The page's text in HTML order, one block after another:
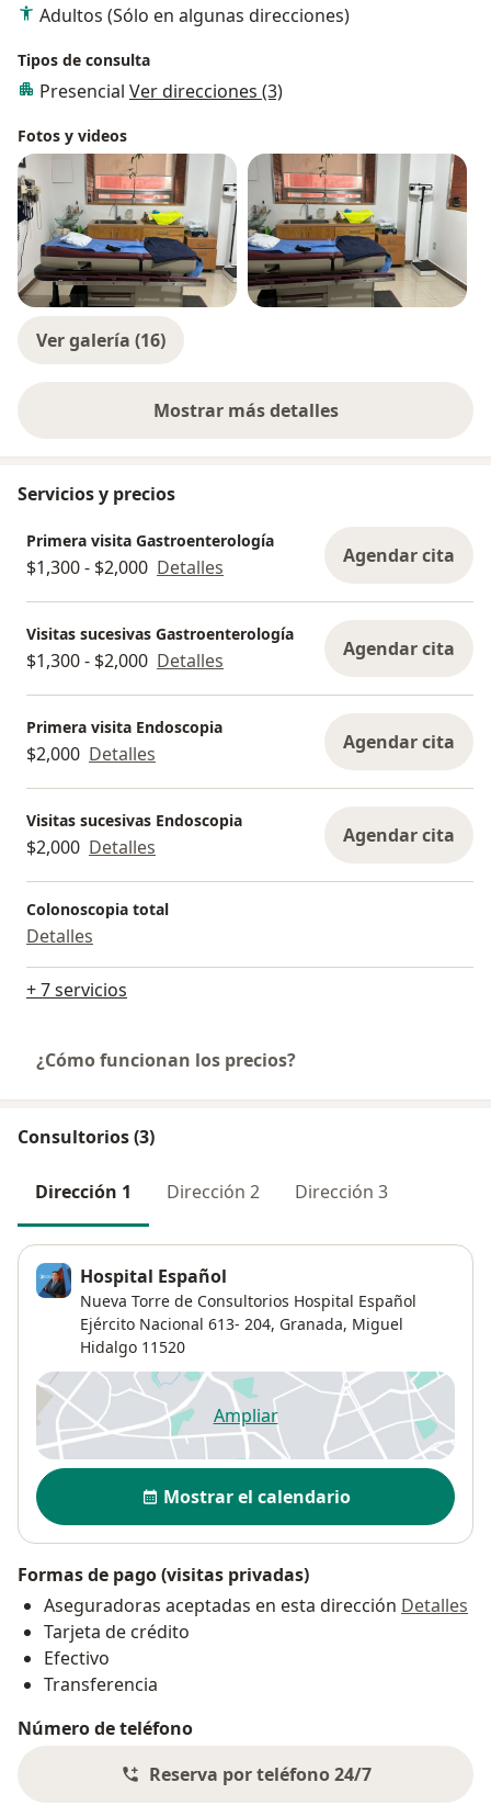
Adultos (Sólo en algunas direcciones)
Tipos de consulta
Presencial Ver direcciones (3)
Fotos y videos
Ver galería (16)
Mostrar más detalles
sobre la experiencia
Servicios y precios
Primera visita Gastroenterología
$1,300 - $2,000 Detalles Agendar cita
Visitas sucesivas Gastroenterología
$1,300 - $2,000 Detalles Agendar cita
Primera visita Endoscopia
$2,000 Detalles Agendar cita
Visitas sucesivas Endoscopia
$2,000 Detalles Agendar cita
Colonoscopia total
Detalles
+ 7 servicios
¿Cómo funcionan los precios?
Consultorios (3)
Dirección 1 Dirección 2 Dirección 3
Hospital Español
Nueva Torre de Consultorios Hospital Español
Ejército Nacional 613- 204, Granada, Miguel
Hidalgo 11520
Ampliarse abre en una nueva
Disponibilidad
Mostrar el calendario
Formas de pago (visitas privadas)
Aseguradoras aceptadas en esta dirección Detalles
Tarjeta de crédito
Efectivo
Transferencia
Número de teléfono
Reserva por teléfono 24/7